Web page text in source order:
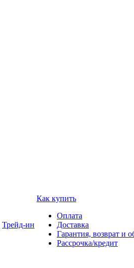
Трейд-ин
Как купить
Оплата
Доставка
Гарантия, возврат и
Рассрочка/кредит